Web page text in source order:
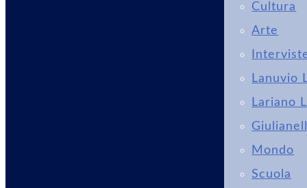
Cultura
Arte
Lanuvio
Lariano
Mondo
Scuola